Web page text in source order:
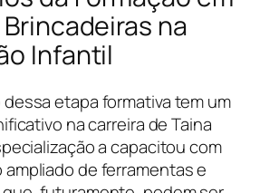
na
Infantil
etapa formativa tem um
na carreira de Taina
a capacitou com
de ferramentas e